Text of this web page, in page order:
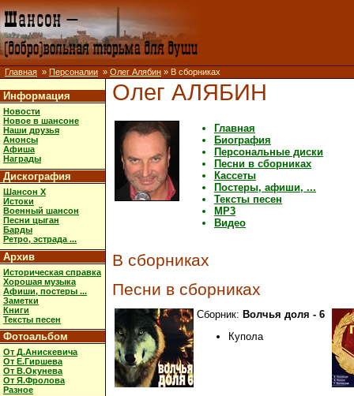
Главная » Персоналии » Олег Алябин » В сборниках
Информация
Новости
Новое в шансоне
Наши друзья
Анонсы
Афиша
Награды
Дискография
Шансон X
Истоки
Военный шансон
Песни цыган
Барды
Ретро, эстрада ...
Архив
Историческая справка
Хорошая музыка
Афиши, постеры ...
Заметки
Книги
Тексты песен
Фотоальбом
От Д.Анискевича
От Е.Гиршева
От В.Окунева
От Я.Фролова
Разное
Олег АЛЯБИН
Главная
Биография
Персональные диски
Песни в сборниках
Кассеты
Постеры, афиши, ...
Тексты песен
MP3
Видео
В сборниках
Песни в сборниках
Сборник: Волчья доля - 6
Купола